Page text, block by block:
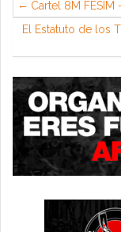
Cartel 8M FESIM
El Estatuto de los